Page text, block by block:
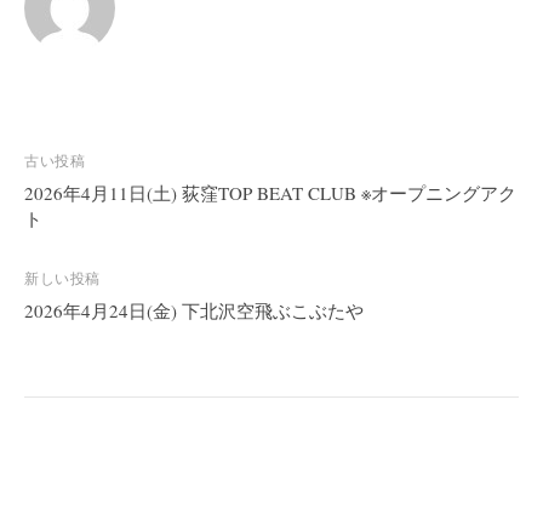
投
稿
ナ
ゲ
ー
古い投稿
2026年4月11日(土) 荻窪TOP BEAT CLUB ※オープニングアク
ト
新しい投稿
2026年4月24日(金) 下北沢空飛ぶこぶたや